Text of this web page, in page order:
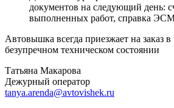
документов на следующий день:
выполненных работ, справка
Автовышка всегда приезжает на заказ
безупречном техническом состоянии
Татьяна Макарова
Дежурный оператор
tanya.arenda@avtovishek.ru